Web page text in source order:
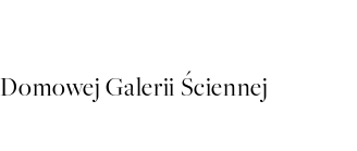
Galerii Ściennej